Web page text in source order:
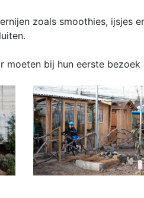
zoals smoothies, ijsjes
moeten bij hun eerste